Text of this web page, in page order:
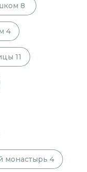
8
4
11
монастырь 4